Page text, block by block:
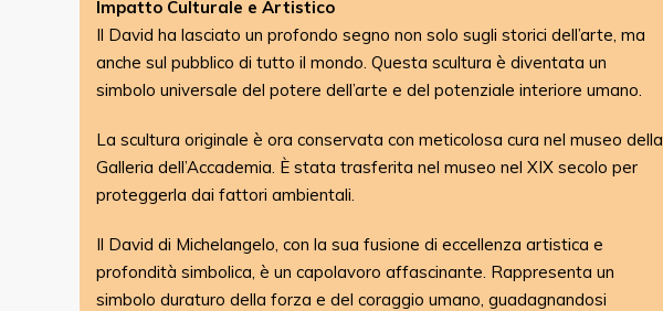
Impatto Culturale e Artistico
Il David ha lasciato un profondo segno non solo sugli storici dell’arte, ma
anche sul pubblico di tutto il mondo. Questa scultura è diventata un
simbolo universale del potere dell’arte e del potenziale interiore umano.
La scultura originale è ora conservata con meticolosa cura nel museo della
Galleria dell’Accademia. È stata trasferita nel museo nel XIX secolo per
proteggerla dai fattori ambientali.
Il David di Michelangelo, con la sua fusione di eccellenza artistica e
profondità simbolica, è un capolavoro affascinante. Rappresenta un
simbolo duraturo della forza e del coraggio umano, guadagnandosi